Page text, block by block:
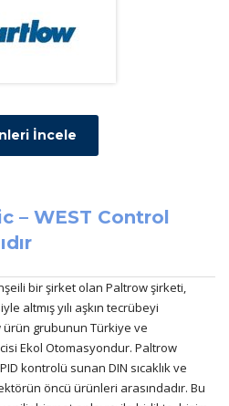
İncele
– WEST Control
bir şirket olan Paltrow şirketi,
altmış yılı aşkın tecrübeyi
grubunun Türkiye ve
Ekol Otomasyondur. Paltrow
kontrolü sunan DIN sıcaklık ve
öncü ürünleri arasındadır. Bu